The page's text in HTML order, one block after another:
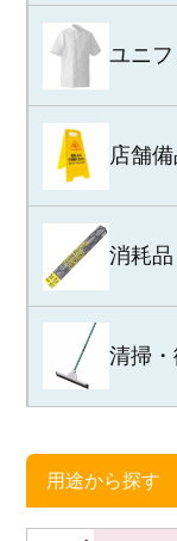
ユニ
店舗
消耗品
清掃
用途から探す